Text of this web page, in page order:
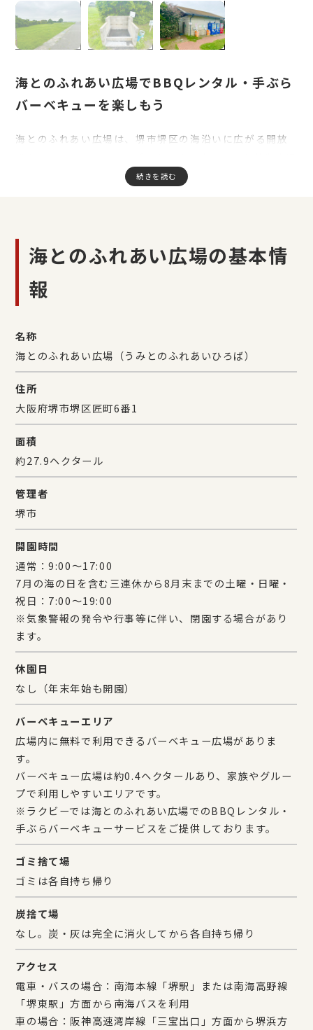
海とのふれあい広場でBBQレンタル・手ぶら
バーベキューを楽しもう
海とのふれあい広場は、堺市堺区の海沿いに広がる開放
や海を感じられるロケーションが魅力で、家族連れや友
園内にはバーベキューを楽しめる広場があり、休日には
多くのグループでにぎわいます。駐車場も無料で利用で
きるため、車でアクセスしやすく、荷物が多くなりがち
なBBQにも便利なスポットです。
スなどをまとめてご用意。設営から片付けまで対応する
ため、重たい荷物を運ぶ手間なく、手ぶらで気軽にBBQ
海風を感じる開放的な海とのふれあい広場で、準備や後
片付けを気にせず、ラクビーのBBQレンタルサービスを
使って楽しい時間をお過ごしください。
海とのふれあい広場の基本情
報
名称
海とのふれあい広場（うみとのふれあいひろば）
住所
大阪府堺市堺区匠町6番1
面積
約27.9ヘクタール
管理者
堺市
開園時間
通常：9:00〜17:00
7月の海の日を含む三連休から8月末までの土曜・日曜・
祝日：7:00〜19:00
※気象警報の発令や行事等に伴い、閉園する場合があり
ます。
休園日
なし（年末年始も開園）
バーベキューエリア
広場内に無料で利用できるバーベキュー広場がありま
す。
バーベキュー広場は約0.4ヘクタールあり、家族やグルー
プで利用しやすいエリアです。
※ラクビーでは海とのふれあい広場でのBBQレンタル・
手ぶらバーベキューサービスをご提供しております。
ゴミ捨て場
ゴミは各自持ち帰り
炭捨て場
なし。炭・灰は完全に消火してから各自持ち帰り
アクセス
電車・バスの場合：南海本線「堺駅」または南海高野線
「堺東駅」方面から南海バスを利用
車の場合：阪神高速湾岸線「三宝出口」方面から堺浜方